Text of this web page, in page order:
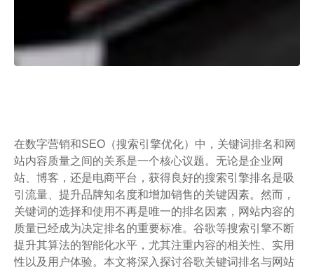
在数字营销和SEO（搜索引擎优化）中，关键词排名和网
站内容质量之间的关系是一个核心议题。无论是企业网
站、博客，还是电商平台，获得良好的搜索引擎排名是吸
引流量、提升品牌知名度和增加销售的关键因素。然而，
关键词的选择和使用不再是唯一的排名因素，网站内容的
质量已经成为决定排名的重要标准。谷歌等搜索引擎不断
提升其算法的智能化水平，尤其注重内容的相关性、实用
性以及用户体验。本文将深入探讨谷歌关键词排名与网站